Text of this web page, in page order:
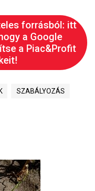
forrásból: itt
a Google
a Piac&Profit
SZABÁLYOZÁS